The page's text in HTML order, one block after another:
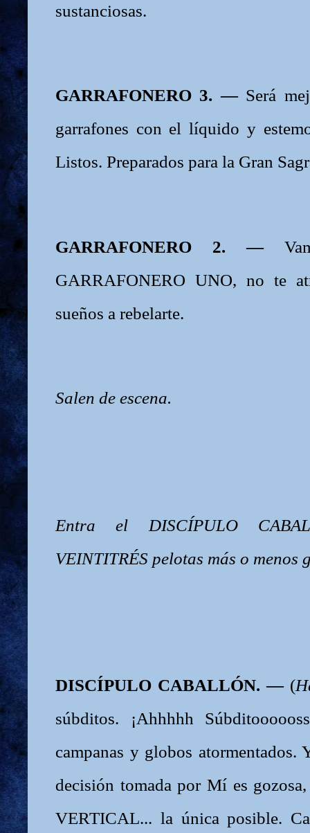
sustanciosas.
GARRAFONERO 3. — Será
garrafones con el líquido y
Listos. Preparados para la Gran
GARRAFONERO 2. —
GARRAFONERO UNO, no te
sueños a rebelarte.
Salen de escena.
Entra el DISCÍPULO
VEINTITRÉS pelotas más o menos
DISCÍPULO CABALLÓN. — (
súbditos. ¡Ahhhhh
campanas y globos atormentados.
decisión tomada por Mí es
VERTICAL... la única posible.